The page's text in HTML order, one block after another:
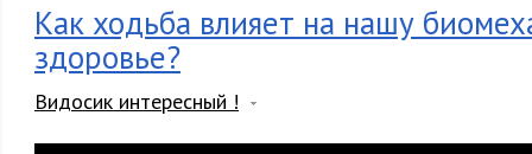
Как ходьба влияет на нашу
здоровье?
Видосик интересный !